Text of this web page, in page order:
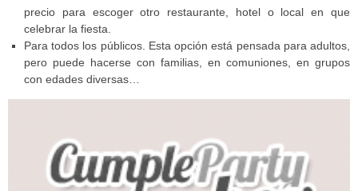
precio para escoger otro restaurante, hotel o local en que
celebrar la fiesta.
Para todos los públicos. Esta opción está pensada para adultos,
pero puede hacerse con familias, en comuniones, en grupos
con edades diversas…